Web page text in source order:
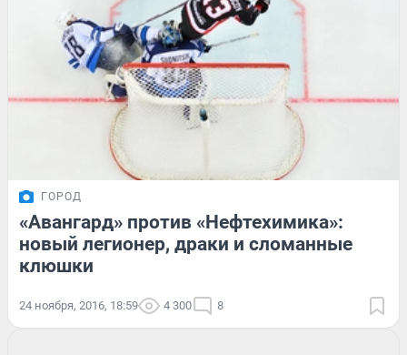
ГОРОД
«Авангард» против «Нефтехимика»:
новый легионер, драки и сломанные
клюшки
24 ноября, 2016, 18:59 4 300 8